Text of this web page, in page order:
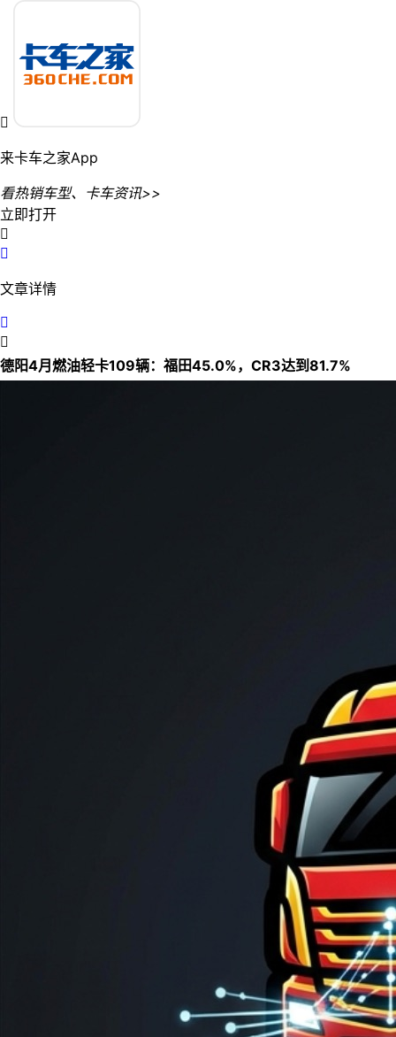

来卡车之家App
看热销车型、卡车资讯>>
立即打开


文章详情


德阳4月燃油轻卡109辆：福田45.0%，CR3达到81.7%